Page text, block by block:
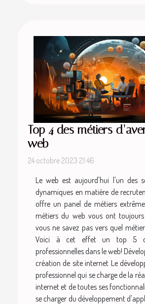
Top 4 des métiers
web
24 octobre 2023 21:46
Le web est aujourd'hui l'un des
dynamiques en matière de
offre un panel de métiers
métiers du web vous ont
vous ne savez pas vers quel
Voici à cet effet un top 5
professionnelles dans le web!
création de site internet Le
professionnel qui se charge de la
internet et de toutes ses
se charger du développement